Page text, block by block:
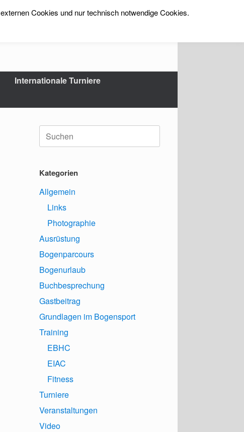
Internationale Turniere
Suche
nach:
Kategorien
Allgemein
Links
Photographie
Ausrüstung
Bogenparcours
Bogenurlaub
Buchbesprechung
Gastbeitrag
Grundlagen im Bogensport
Training
EBHC
EIAC
Fitness
Turniere
Veranstaltungen
Video
Cookies und nur technisch notwendige Cookies.